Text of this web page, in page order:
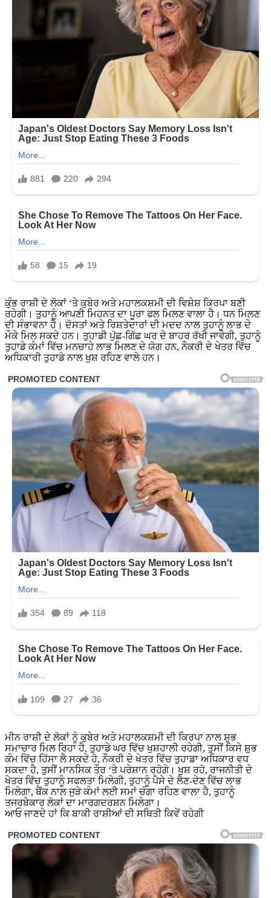
ਕੁੰਭ ਰਾਸ਼ੀ ਦੇ ਲੋਕਾਂ ‘ਤੇ ਕੁਬੇਰ ਅਤੇ ਮਹਾਲਕਸ਼ਮੀ ਦੀ ਵਿਸ਼ੇਸ਼ ਕਿਰਪਾ ਬਣੀ
ਰਹੇਗੀ। ਤੁਹਾਨੂੰ ਆਪਣੀ ਮਿਹਨਤ ਦਾ ਪੂਰਾ ਫਲ ਮਿਲਣ ਵਾਲਾ ਹੈ। ਧਨ ਮਿਲਣ
ਦੀ ਸੰਭਾਵਨਾ ਹੈ। ਦੋਸਤਾਂ ਅਤੇ ਰਿਸ਼ਤੇਦਾਰਾਂ ਦੀ ਮਦਦ ਨਾਲ ਤੁਹਾਨੂੰ ਲਾਭ ਦੇ
ਮੌਕੇ ਮਿਲ ਸਕਦੇ ਹਨ। ਤੁਹਾਡੀ ਪੁੱਛ-ਗਿੱਛ ਘਰ ਦੇ ਬਾਹਰ ਰੱਖੀ ਜਾਵੇਗੀ, ਤੁਹਾਨੂੰ
ਤੁਹਾਡੇ ਕੰਮਾਂ ਵਿੱਚ ਮਨਚਾਹੇ ਲਾਭ ਮਿਲਣ ਦੇ ਯੋਗ ਹਨ, ਨੌਕਰੀ ਦੇ ਖੇਤਰ ਵਿੱਚ
ਅਧਿਕਾਰੀ ਤੁਹਾਡੇ ਨਾਲ ਖੁਸ਼ ਰਹਿਣ ਵਾਲੇ ਹਨ।
ਮੀਨ ਰਾਸ਼ੀ ਦੇ ਲੋਕਾਂ ਨੂੰ ਕੁਬੇਰ ਅਤੇ ਮਹਾਲਕਸ਼ਮੀ ਦੀ ਕਿਰਪਾ ਨਾਲ ਸ਼ੁਭ
ਸਮਾਚਾਰ ਮਿਲ ਰਿਹਾ ਹੈ, ਤੁਹਾਡੇ ਘਰ ਵਿੱਚ ਖੁਸ਼ਹਾਲੀ ਰਹੇਗੀ, ਤੁਸੀਂ ਕਿਸੇ ਸ਼ੁਭ
ਕੰਮ ਵਿੱਚ ਹਿੱਸਾ ਲੈ ਸਕਦੇ ਹੋ, ਨੌਕਰੀ ਦੇ ਖੇਤਰ ਵਿੱਚ ਤੁਹਾਡਾ ਅਧਿਕਾਰ ਵਧ
ਸਕਦਾ ਹੈ, ਤੁਸੀਂ ਮਾਨਸਿਕ ਤੌਰ ‘ਤੇ ਪਰੇਸ਼ਾਨ ਰਹੋਗੇ। ਖੁਸ਼ ਰਹੋ, ਰਾਜਨੀਤੀ ਦੇ
ਖੇਤਰ ਵਿੱਚ ਤੁਹਾਨੂੰ ਸਫਲਤਾ ਮਿਲੇਗੀ, ਤੁਹਾਨੂੰ ਪੈਸੇ ਦੇ ਲੈਣ-ਦੇਣ ਵਿੱਚ ਲਾਭ
ਮਿਲੇਗਾ, ਬੈਂਕ ਨਾਲ ਜੁੜੇ ਕੰਮਾਂ ਲਈ ਸਮਾਂ ਚੰਗਾ ਰਹਿਣ ਵਾਲਾ ਹੈ, ਤੁਹਾਨੂੰ
ਤਜਰਬੇਕਾਰ ਲੋਕਾਂ ਦਾ ਮਾਰਗਦਰਸ਼ਨ ਮਿਲੇਗਾ।
ਆਓ ਜਾਣਦੇ ਹਾਂ ਕਿ ਬਾਕੀ ਰਾਸ਼ੀਆਂ ਦੀ ਸਥਿਤੀ ਕਿਵੇਂ ਰਹੇਗੀ